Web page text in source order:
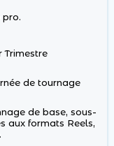
pro.
Trimestre
de tournage
de base, sous-
aux formats Reels,